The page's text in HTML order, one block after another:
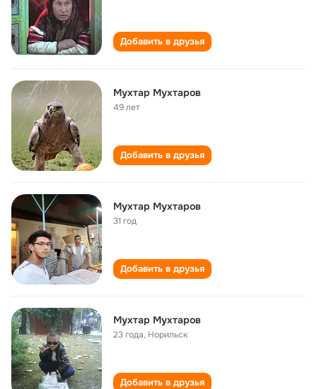
Добавить в друзья
Мухтар Мухтаров
49 лет
Добавить в друзья
Мухтар Мухтаров
31 год
Добавить в друзья
Мухтар Мухтаров
23 года, Норильск
Добавить в друзья